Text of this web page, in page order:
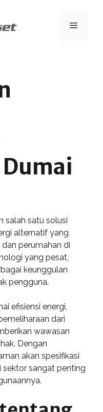
Menu
salah satu solusi
alternatif yang
perumahan di
yang pesat,
keunggulan
pengguna.
efisiensi energi,
dari
wawasan
Dengan
akan spesifikasi
sektor sangat penting